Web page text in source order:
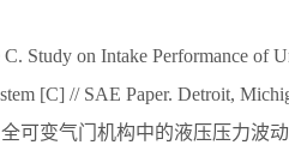
Study on Intake Performance of
[C] // SAE Paper. Detroit,
可变气门机构中的液压压力波